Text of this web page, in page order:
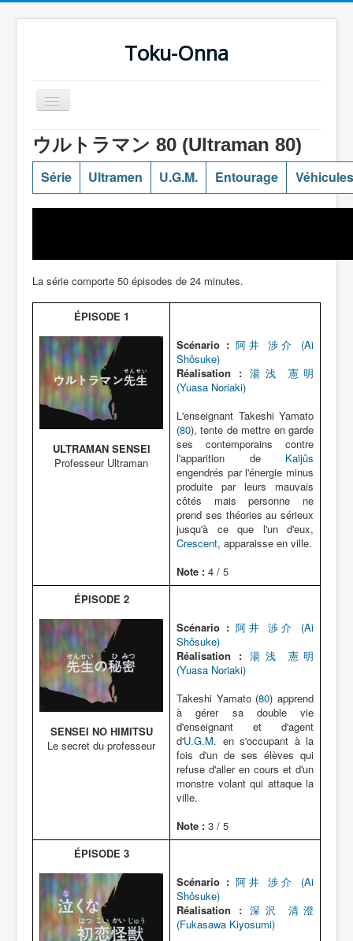
Toku-Onna
Basculer
la
Accueil
Toku-Actrices
Toku-Critiques
Dessins
Lexique
ウルトラマン 80 (Ultraman 80)
Série Ultramen U.G.M. Entourage Véhicules
La série comporte 50 épisodes de 24 minutes.
ÉPISODE 1
ULTRAMAN SENSEI
Professeur Ultraman
Scénario : 阿井 渉介 (Ai
Shôsuke)
Réalisation : 湯浅 憲明
(Yuasa Noriaki)
L'enseignant Takeshi Yamato
(80), tente de mettre en garde
ses contemporains contre
l'apparition de Kaijûs
engendrés par l'énergie minus
produite par leurs mauvais
côtés mais personne ne
prend ses théories au sérieux
jusqu'à ce que l'un d'eux,
Crescent, apparaisse en ville.
Note : 4 / 5
ÉPISODE 2
SENSEI NO HIMITSU
Le secret du professeur
Scénario : 阿井 渉介 (Ai
Shôsuke)
Réalisation : 湯浅 憲明
(Yuasa Noriaki)
Takeshi Yamato (80) apprend
à gérer sa double vie
d'enseignant et d'agent
d'U.G.M. en s'occupant à la
fois d'un de ses élèves qui
refuse d'aller en cours et d'un
monstre volant qui attaque la
ville.
Note : 3 / 5
ÉPISODE 3
Scénario : 阿井 渉介 (Ai
Shôsuke)
Réalisation : 深沢 清澄
(Fukasawa Kiyosumi)